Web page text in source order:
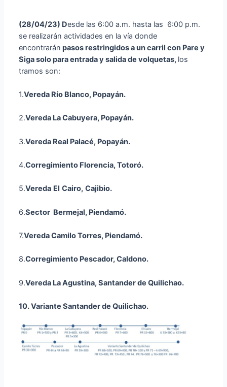
(28/04/23) Desde las 6:00 a.m. hasta las 6:00 p.m.
se realizarán actividades en la vía donde
encontrarán pasos restringidos a un carril con Pare y
Siga solo para entrada y salida de volquetas, los
tramos son:
1.Vereda Río Blanco, Popayán.
2.Vereda La Cabuyera, Popayán.
3.Vereda Real Palacé, Popayán.
4.Corregimiento Florencia,Totoró.
5.Vereda El Cairo, Cajibio.
6.Sector Bermejal, Piendamó.
7.Vereda Camilo Torres, Piendamó.
8.Corregimiento Pescador, Caldono.
9.Vereda La Agustina, Santander de Quilichao.
10. Variante Santander de Quilichao.